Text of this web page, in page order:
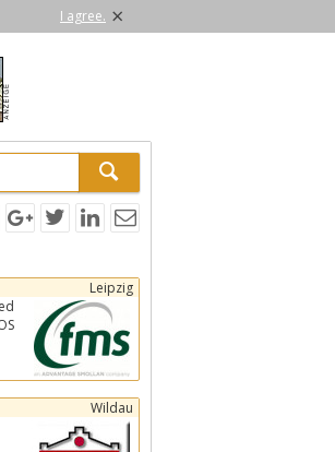
I agree. ×
Leipzig
Wildau